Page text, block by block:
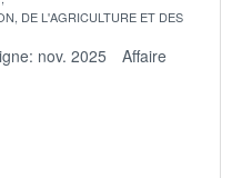
DE L'AGRICULTURE ET DES
nov. 2025
Affaire